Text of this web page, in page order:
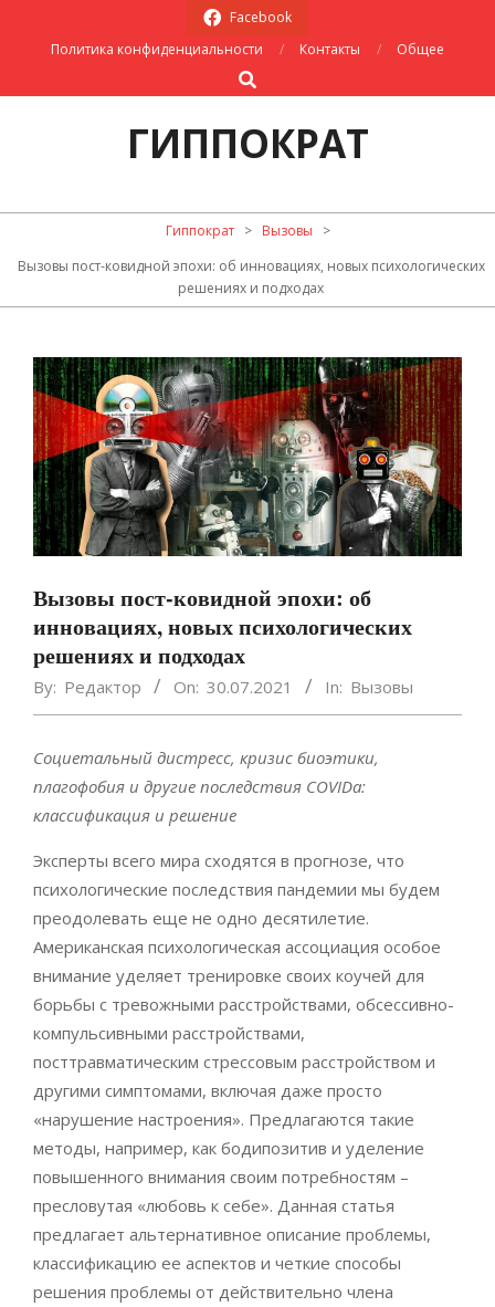
Facebook
Политика конфиденциальности
Контакты
Общее
Search
ГИППОКРАТ
Primary
Menu
Гиппократ > Вызовы
>
Вызовы пост-ковидной эпохи: об инновациях, новых психологических
решениях и подходах
Вызовы пост-ковидной эпохи: об
инновациях, новых психологических
решениях и подходах
By: Редактор On: 30.07.2021 In: Вызовы
Социетальный дистресс, кризис биоэтики,
плагофобия и другие последствия COVIDа:
классификация и решение
Эксперты всего мира сходятся в прогнозе, что
психологические последствия пандемии мы будем
преодолевать еще не одно десятилетие.
Американская психологическая ассоциация особое
внимание уделяет тренировке своих коучей для
борьбы с тревожными расстройствами, обсессивно-
компульсивными расстройствами,
посттравматическим стрессовым расстройством и
другими симптомами, включая даже просто
«нарушение настроения». Предлагаются такие
методы, например, как бодипозитив и уделение
повышенного внимания своим потребностям –
пресловутая «любовь к себе». Данная статья
предлагает альтернативное описание проблемы,
классификацию ее аспектов и четкие способы
решения проблемы от действительно члена